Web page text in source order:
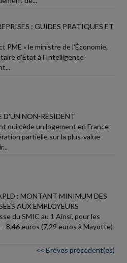
: GUIDES PRATIQUES ET
PME » le ministre de l'Économie,
d'État à l'Intelligence
D'UN NON-RÉSIDENT
qui cède un logement en France
partielle sur la plus-value
: MONTANT MINIMUM DES
AUX EMPLOYEURS
du SMIC au 1 Ainsi, pour les
8,46 euros (7,29 euros à Mayotte)
<< Brèves précédent(es)